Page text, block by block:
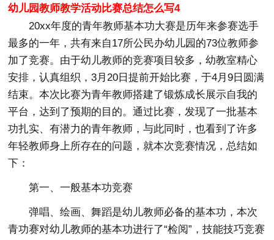
幼儿园教师教学活动比赛总结怎么写4
20xx年度的青年教师基本功大赛是历年来参赛选手
最多的一年，共有来自17所公民办幼儿园的73位教师参
加了竞赛。由于幼儿教师的竞赛项目较多，幼教室精心
安排，认真组织，3月20日提前开始比赛，于4月9日圆满
结束。本次比赛为青年教师搭建了锻炼成长展示自我的
平台，达到了预期的目的。通过比赛，发现了一批基本
功扎实、有潜力的青年教师，与此同时，也看到了许多
年轻教师身上所存在的问题，就本次竞赛情况，总结如
下：
第一、一般基本功竞赛
弹唱、绘画、舞蹈是幼儿教师必备的基本功，本次
青功赛对幼儿教师的基本功进行了“检阅”，技能技巧竞赛